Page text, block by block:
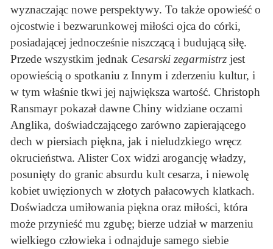
wyznaczając nowe perspektywy. To także opowieść o
ojcostwie i bezwarunkowej miłości ojca do córki,
posiadającej jednocześnie niszczącą i budującą siłę.
Przede wszystkim jednak Cesarski zegarmistrzjest
opowieścią o spotkaniu z Innym i zderzeniu kultur, i
w tym właśnie tkwi jej największa wartość. Christoph
Ransmayr pokazał dawne Chiny widziane oczami
Anglika, doświadczającego zarówno zapierającego
dech w piersiach piękna, jak i nieludzkiego wręcz
okrucieństwa. Alister Cox widzi arogancję władzy,
posunięty do granic absurdu kult cesarza, i niewolę
kobiet uwięzionych w złotych pałacowych klatkach.
Doświadcza umiłowania piękna oraz miłości, która
może przynieść mu zgubę; bierze udział w marzeniu
wielkiego człowieka i odnajduje samego siebie